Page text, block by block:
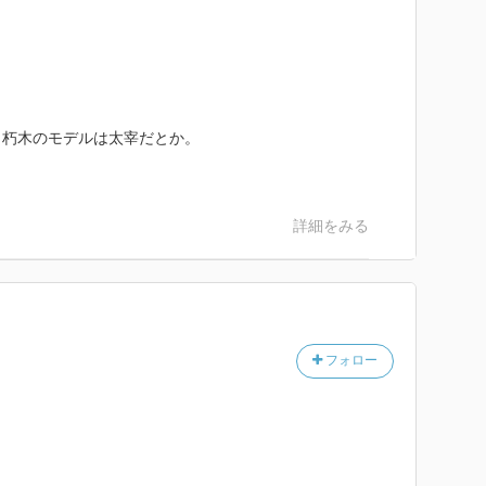
木のモデルは太宰だとか。
詳細をみる
フォロー